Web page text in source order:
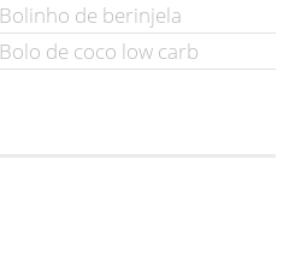
Bolinho de berinjela
Bolo de coco low carb